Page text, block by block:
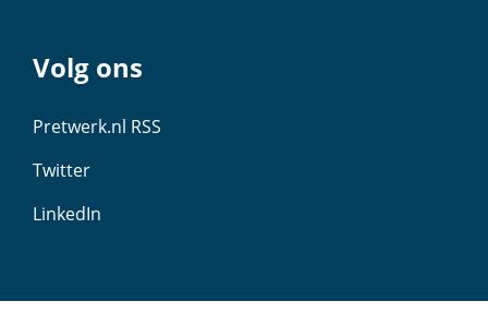
Volg ons
Pretwerk.nl RSS
Twitter
LinkedIn